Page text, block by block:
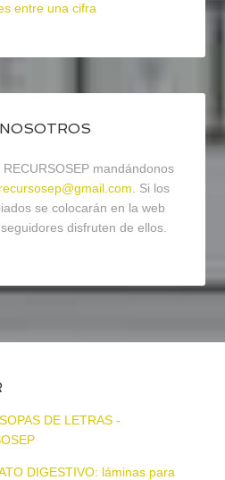
entre una cifra
mandándonos
. Si los
se colocarán en la web
disfruten de ellos.
DE LETRAS -
DIGESTIVO: láminas para